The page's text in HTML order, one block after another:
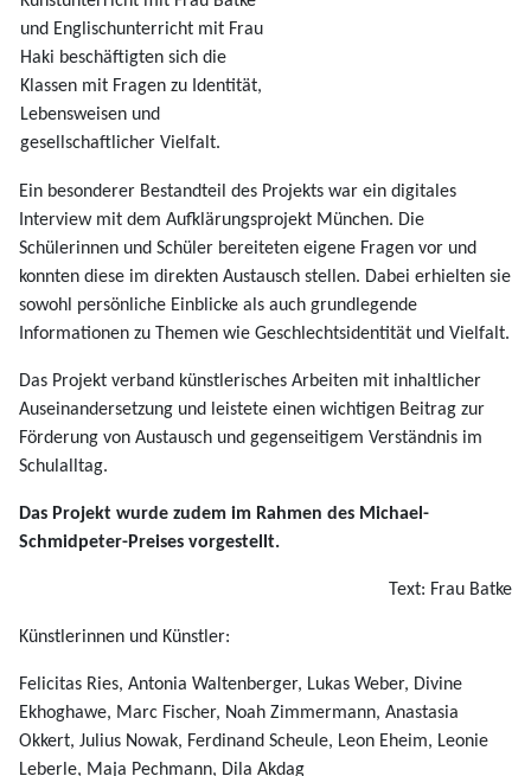
und Englischunterricht mit Frau
Haki beschäftigten sich die
Klassen mit Fragen zu Identität,
Lebensweisen und
gesellschaftlicher Vielfalt.
Ein besonderer Bestandteil des Projekts war ein digitales
Interview mit dem Aufklärungsprojekt München. Die
Schülerinnen und Schüler bereiteten eigene Fragen vor und
konnten diese im direkten Austausch stellen. Dabei erhielten sie
sowohl persönliche Einblicke als auch grundlegende
Informationen zu Themen wie Geschlechtsidentität und Vielfalt.
Das Projekt verband künstlerisches Arbeiten mit inhaltlicher
Auseinandersetzung und leistete einen wichtigen Beitrag zur
Förderung von Austausch und gegenseitigem Verständnis im
Schulalltag.
Das Projekt wurde zudem im Rahmen des Michael-
Schmidpeter-Preises vorgestellt.
Text: Frau Batke
Künstlerinnen und Künstler:
Felicitas Ries, Antonia Waltenberger, Lukas Weber, Divine
Ekhoghawe, Marc Fischer, Noah Zimmermann, Anastasia
Okkert, Julius Nowak, Ferdinand Scheule, Leon Eheim, Leonie
Leberle, Maja Pechmann, Dila Akdag